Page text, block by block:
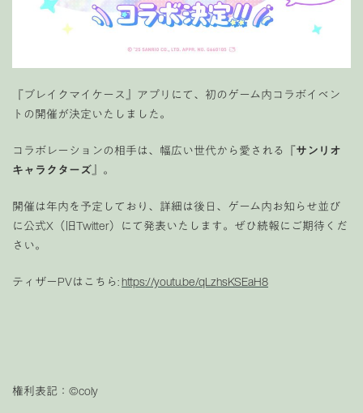
『ブレイクマイケース』アプリにて、初のゲーム内コラボイベン
トの開催が決定いたしました。
コラボレーションの相手は、幅広い世代から愛される『サンリオ
キャラクターズ』。
開催は年内を予定しており、詳細は後日、ゲーム内お知らせ並び
に公式X（旧Twitter）にて発表いたします。ぜひ続報にご期待くだ
さい。
ティザーPVはこちら:https://youtu.be/qLzhsKSEaH8
権利表記：©coly